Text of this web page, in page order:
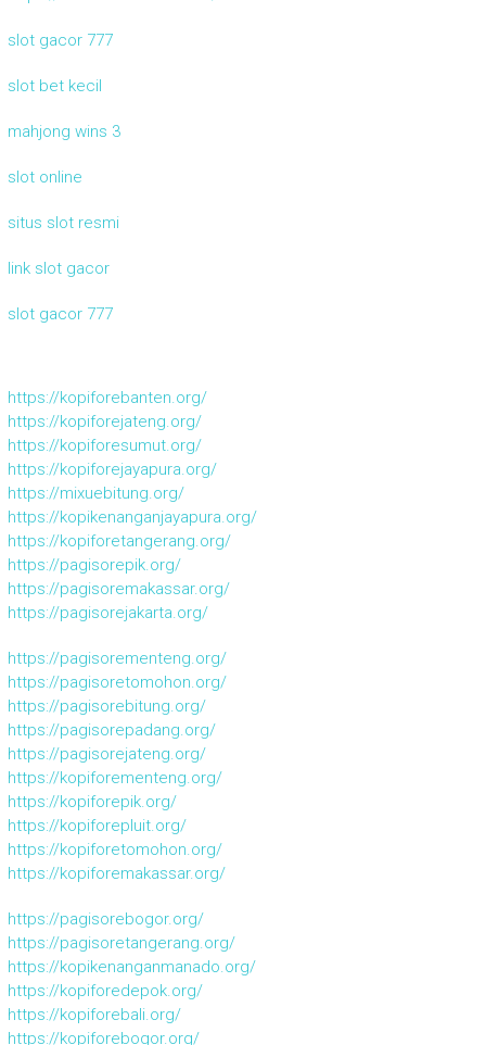
slot gacor 777
slot bet kecil
mahjong wins 3
slot online
situs slot resmi
link slot gacor
slot gacor 777
https://kopiforebanten.org/
https://kopiforejateng.org/
https://kopiforesumut.org/
https://kopiforejayapura.org/
https://mixuebitung.org/
https://kopikenanganjayapura.org/
https://kopiforetangerang.org/
https://pagisorepik.org/
https://pagisoremakassar.org/
https://pagisorejakarta.org/
https://pagisorementeng.org/
https://pagisoretomohon.org/
https://pagisorebitung.org/
https://pagisorepadang.org/
https://pagisorejateng.org/
https://kopiforementeng.org/
https://kopiforepik.org/
https://kopiforepluit.org/
https://kopiforetomohon.org/
https://kopiforemakassar.org/
https://pagisorebogor.org/
https://pagisoretangerang.org/
https://kopikenanganmanado.org/
https://kopiforedepok.org/
https://kopiforebali.org/
https://kopiforebogor.org/